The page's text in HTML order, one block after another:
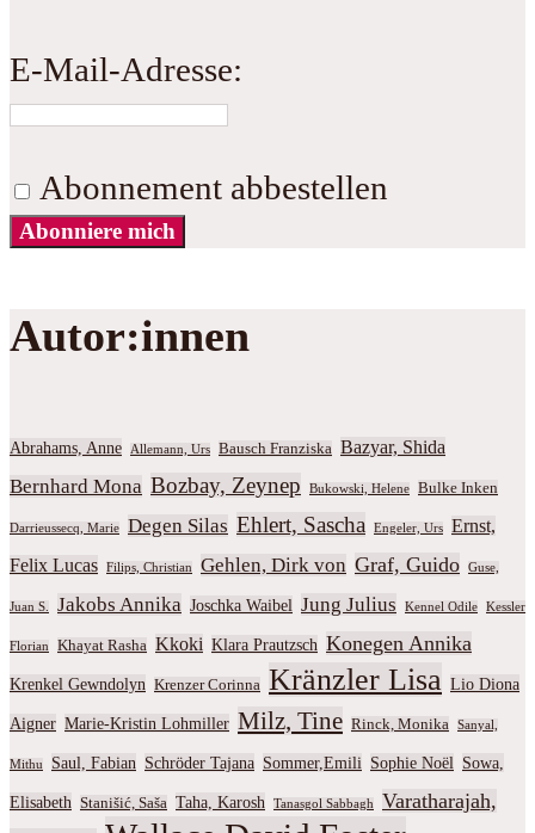
E-Mail-Adresse:
Abonnement abbestellen
Abonniere mich
Autor:innen
Abrahams, Anne Allemann, Urs Bausch Franziska Bazyar, Shida
Bernhard Mona Bozbay, Zeynep Bukowski, Helene Bulke Inken
Darrieussecq, Marie Degen Silas Ehlert, Sascha Engeler, Urs
Ernst,
Felix Lucas
Filips, Christian Gehlen, Dirk von Graf, Guido Guse,
Juan S. Jakobs Annika Joschka Waibel Jung Julius Kennel Odile Kessler
Florian Khayat Rasha Kkoki Klara Prautzsch Konegen Annika
Krenkel Gewndolyn Krenzer Corinna Kränzler Lisa Lio Diona
Aigner Marie-Kristin Lohmiller Milz, Tine Rinck, Monika Sanyal,
Mithu Saul, Fabian Schröder Tajana Sommer,Emili Sophie Noël Sowa,
Elisabeth Stanišić, Saša Taha, Karosh Tanasgol Sabbagh
Varatharajah,